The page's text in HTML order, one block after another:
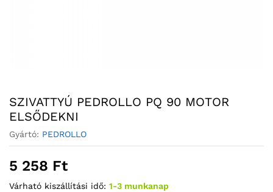
SZIVATTYÚ PEDROLLO PQ 90 MOTOR
ELSŐDEKNI
Gyártó: PEDROLLO
5 258 Ft
Várható kiszállítási idő: 1-3 munkanap